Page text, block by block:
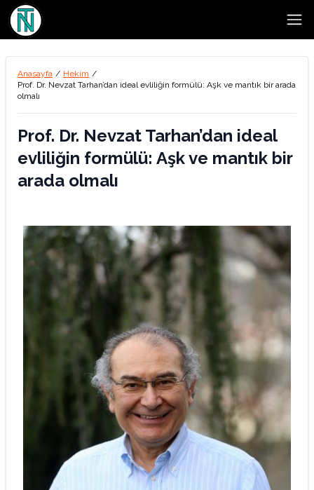
Anasayfa / Hekim /
Prof. Dr. Nevzat Tarhan’dan ideal evliliğin formülü: Aşk ve mantık bir arada
olmalı
Prof. Dr. Nevzat Tarhan’dan ideal
evliliğin formülü: Aşk ve mantık bir
arada olmalı